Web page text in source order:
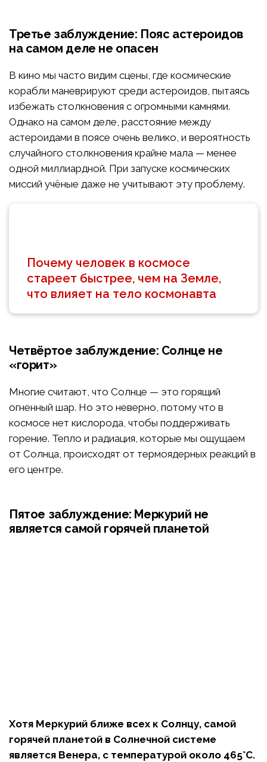
Третье заблуждение: Пояс астероидов
на самом деле не опасен
В кино мы часто видим сцены, где космические
корабли маневрируют среди астероидов, пытаясь
избежать столкновения с огромными камнями.
Однако на самом деле, расстояние между
астероидами в поясе очень велико, и вероятность
случайного столкновения крайне мала — менее
одной миллиардной. При запуске космических
миссий учёные даже не учитывают эту проблему.
Почему человек в космосе
стареет быстрее, чем на Земле,
что влияет на тело космонавта
Четвёртое заблуждение: Солнце не
«горит»
Многие считают, что Солнце — это горящий
огненный шар. Но это неверно, потому что в
космосе нет кислорода, чтобы поддерживать
горение. Тепло и радиация, которые мы ощущаем
от Солнца, происходят от термоядерных реакций в
его центре.
Пятое заблуждение: Меркурий не
является самой горячей планетой
Хотя Меркурий ближе всех к Солнцу, самой
горячей планетой в Солнечной системе
является Венера, с температурой около 465°C.